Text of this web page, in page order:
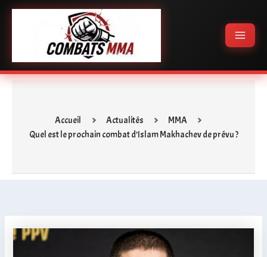
Aller
Menu
Accueil Actualités
MMA
Quel est le prochain combat d’Islam Makhachev de prévu ?